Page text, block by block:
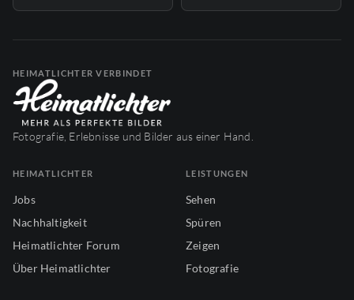
HEIMATLICHTER VERBINDET
Fotografie, Erlebnisse und Bilder aus einer Hand.
HEIMATLICHTER
Jobs
Nachhaltigkeit
Heimatlichter Forum
Über Heimatlichter
LEISTUNGEN
Sehen
Spüren
Zeigen
Fotografie